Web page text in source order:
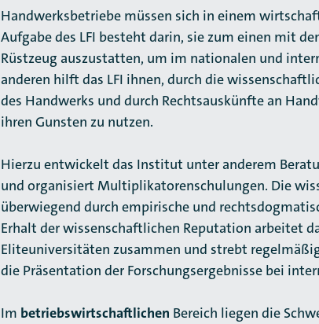
Handwerksbetriebe müssen sich in einem
Aufgabe des LFI besteht darin, sie zum einen mit
Rüstzeug auszustatten, um im nationalen und
anderen hilft das LFI ihnen, durch die
des Handwerks und durch Rechtsauskünfte an
ihren Gunsten zu nutzen.
Hierzu entwickelt das Institut unter anderem
und organisiert Multiplikatorenschulungen. Die
überwiegend durch empirische und
Erhalt der wissenschaftlichen Reputation arbeitet
Eliteuniversitäten zusammen und strebt
die Präsentation der Forschungsergebnisse bei
Im betriebswirtschaftlichen Bereich liegen die